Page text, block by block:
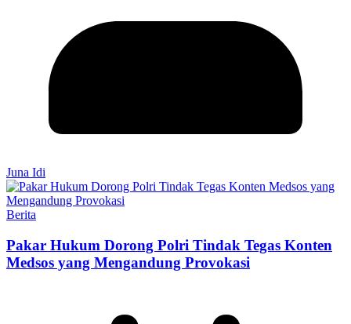
Juna Idi
Berita
Pakar Hukum Dorong Polri Tindak Tegas Konten
Medsos yang Mengandung Provokasi